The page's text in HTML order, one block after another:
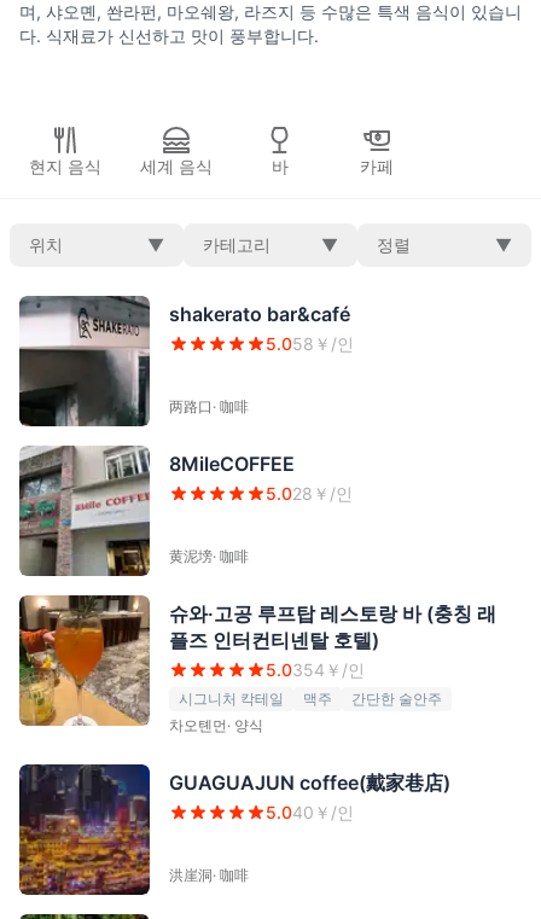
며, 샤오몐, 쏸라펀, 마오쉐왕, 라즈지 등 수많은 특색 음식이 있습니
다. 식재료가 신선하고 맛이 풍부합니다.
현지 음식 세계 음식 바 카페
위치 ▼ 카테고리 ▼ 정렬 ▼
shakerato bar&café
5.058 ￥/인
两路口 · 咖啡
8MileCOFFEE
5.028 ￥/인
黄泥塝· 咖啡
슈와·고공 루프탑 레스토랑 바 (충칭 래
플즈 인터컨티넨탈 호텔)
5.0354 ￥/인
시그니처 칵테일 맥주
간단한 술안주
차오톈먼 · 양식
GUAGUAJUN coffee(戴家巷店)
5.040 ￥/인
洪崖洞· 咖啡